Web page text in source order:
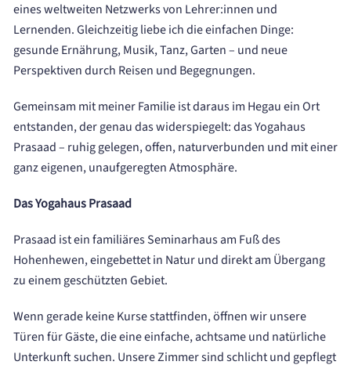
eines weltweiten Netzwerks von Lehrer:innen und
Lernenden. Gleichzeitig liebe ich die einfachen Dinge:
gesunde Ernährung, Musik, Tanz, Garten – und neue
Perspektiven durch Reisen und Begegnungen.
Gemeinsam mit meiner Familie ist daraus im Hegau ein Ort
entstanden, der genau das widerspiegelt: das Yogahaus
Prasaad – ruhig gelegen, offen, naturverbunden und mit einer
ganz eigenen, unaufgeregten Atmosphäre.
Das Yogahaus Prasaad
Prasaad ist ein familiäres Seminarhaus am Fuß des
Hohenhewen, eingebettet in Natur und direkt am Übergang
zu einem geschützten Gebiet.
Wenn gerade keine Kurse stattfinden, öffnen wir unsere
Türen für Gäste, die eine einfache, achtsame und natürliche
Unterkunft suchen. Unsere Zimmer sind schlicht und gepflegt